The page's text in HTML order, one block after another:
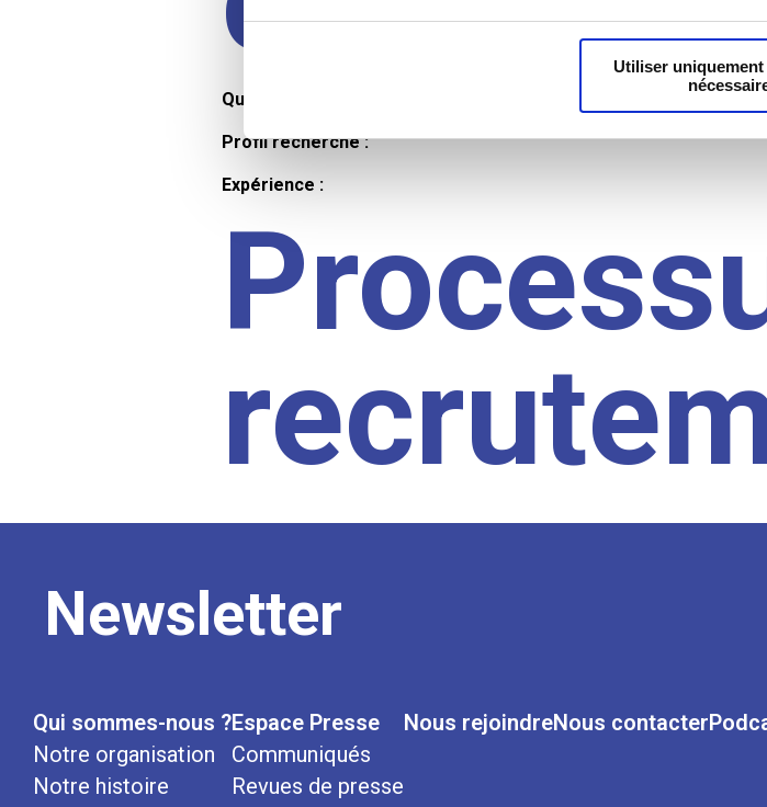
Utiliser
Qualifications et diplômes :
Profil recherché :
Expérience :
Newsletter
Qui sommes-nous ?
Notre organisation
Notre histoire
Espace Presse
Communiqués
Revues de presse
Nous rejoindreNous contacter